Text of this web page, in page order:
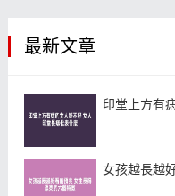
最新文章
印堂上方有
女孩越長越